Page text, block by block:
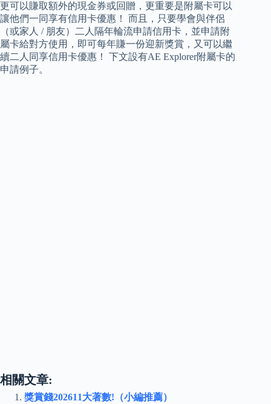
更可以賺取額外的現金券或回贈，更重要是附屬卡可以
讓他們一同享有信用卡優惠！ 而且，只要學會與伴侶
（或家人 / 朋友）二人隔年輪流申請信用卡，並申請附
屬卡給對方使用，即可每年賺一份迎新獎賞，又可以繼
續二人同享信用卡優惠！ 下文設有AE Explorer附屬卡的
申請例子。
相關文章:
獎賞錢202611大著數!（小編推薦）